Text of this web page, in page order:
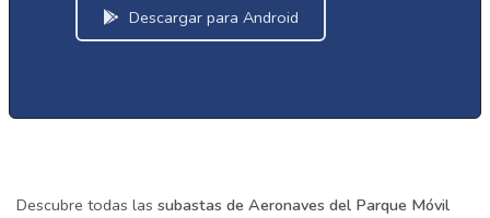
Descargar para Android
Descubre todas las subastas de Aeronaves del Parque Móvil